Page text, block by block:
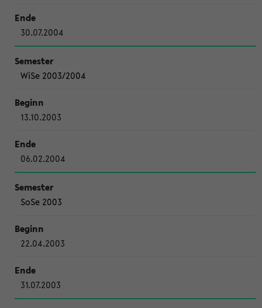
30.07.2004
WiSe 2003/2004
13.10.2003
06.02.2004
SoSe 2003
22.04.2003
31.07.2003